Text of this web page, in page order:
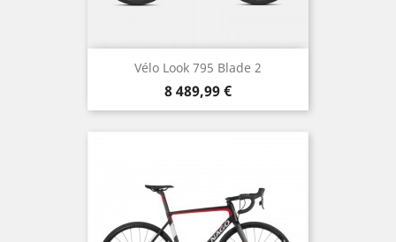
Vélo Look 795 Blade 2
Prix
8 489,99 €